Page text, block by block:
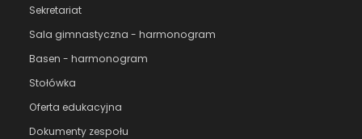
Sekretariat
Sala gimnastyczna - harmonogram
Basen - harmonogram
Stołówka
Oferta edukacyjna
Dokumenty zespołu